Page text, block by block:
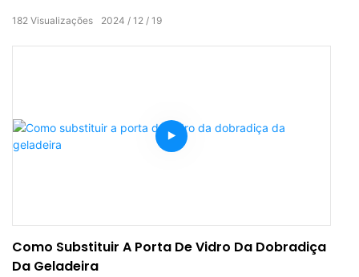
2024 12 19
182 Visualizações
Como Substituir A Porta De Vidro Da Dobradiça
Da Geladeira